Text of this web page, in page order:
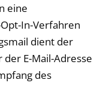
eine
In-Verfahren
dient der
E-Mail-Adresse
des